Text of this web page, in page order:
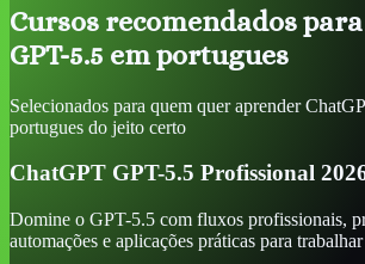
Cursos recomendados para
GPT-5.5 em portugues
Selecionados para quem quer aprender
portugues do jeito certo
ChatGPT GPT-5.5 Profissional
Domine o GPT-5.5 com fluxos profissionais,
automações e aplicações práticas para